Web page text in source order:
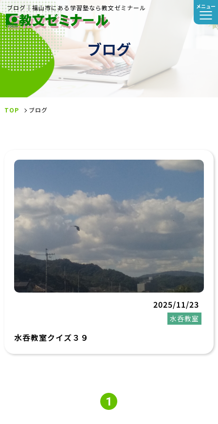
ブログ｜福山市にある学習塾なら教文ゼミナール メニュー
ブログ
TOP ブログ
2025/11/23
水呑教室
水呑教室クイズ３９
1